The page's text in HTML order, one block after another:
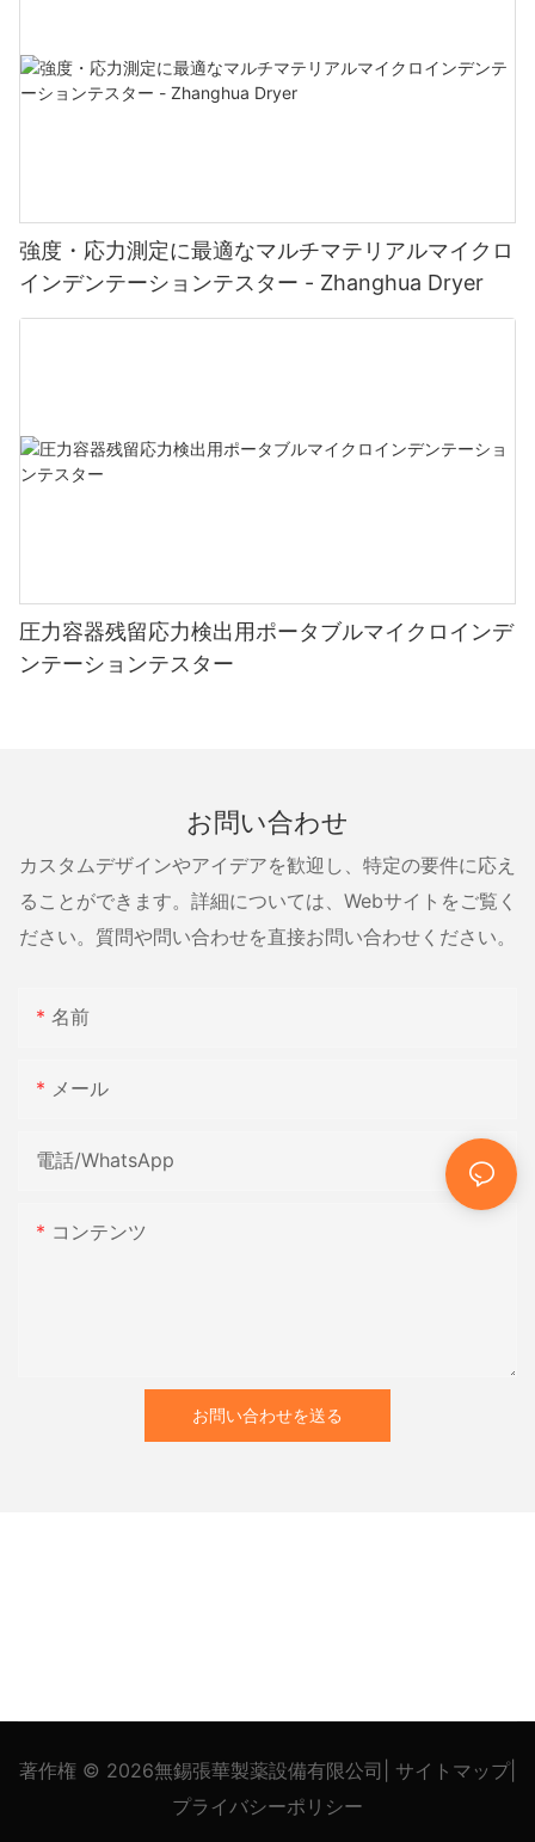
強度・応力測定に最適なマルチマテリアルマイクロ
インデンテーションテスター - Zhanghua Dryer
圧力容器残留応力検出用ポータブルマイクロインデ
ンテーションテスター
お問い合わせ
カスタムデザインやアイデアを歓迎し、特定の要件に応え
ることができます。詳細については、Webサイトをご覧く
ださい。質問や問い合わせを直接お問い合わせください。
名前
メール
電話/WhatsApp
コンテンツ
お問い合わせを送る
著作権 © 2026無錫張華製薬設備有限公司 サイトマップ|
プライバシーポリシー